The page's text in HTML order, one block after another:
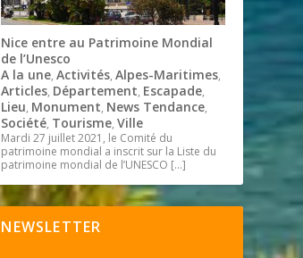
Nice entre au Patrimoine Mondial
de l’Unesco
A la une,Activités,Alpes-Maritimes,
Articles, Département, Escapade,
Lieu, Monument, News Tendance,
Société, Tourisme,Ville
Mardi 27 juillet 2021, le Comité du
patrimoine mondial a inscrit sur la Liste du
patrimoine mondial de l’UNESCO […]
NEWSLETTER